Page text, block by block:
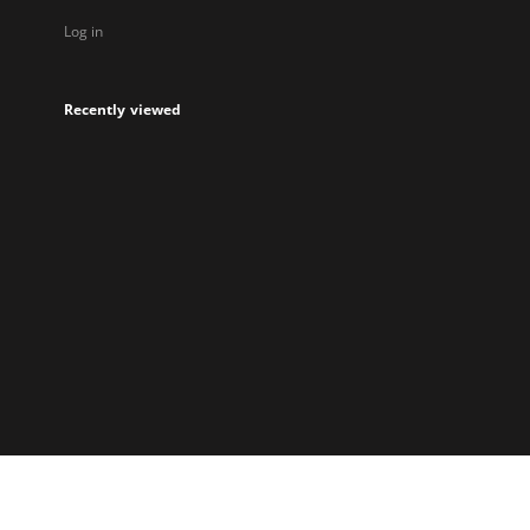
Log in
Recently viewed